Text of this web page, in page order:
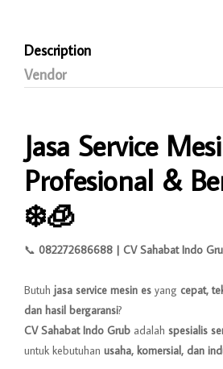
Description
Vendor
Jasa Service
Profesional &
❄️🧊
📞 082272686688 | CV Sahabat Indo
Butuh jasa service mesin es yang cepat,
dan hasil bergaransi?
CV Sahabat Indo Grub adalah spesialis
untuk kebutuhan usaha, komersial, dan